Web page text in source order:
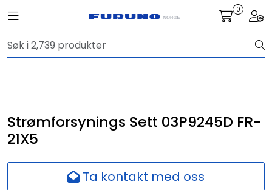
Toggle navigation 0
Strømforsynings Sett 03P9245D FR-
21X5
Ta kontakt med oss
Navigasjon
Fiskeleting
Digitale tjenester